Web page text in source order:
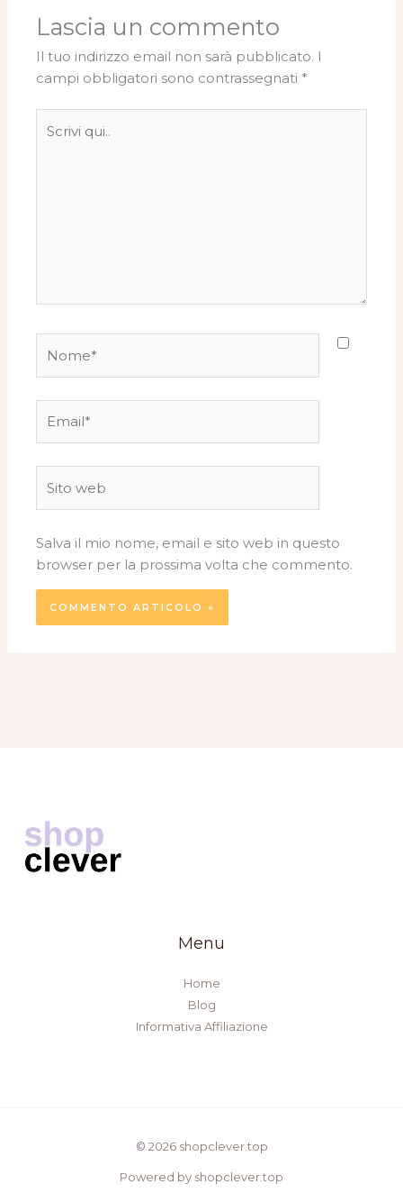
Lascia un commento
Il tuo indirizzo email non sarà pubblicato. I
campi obbligatori sono contrassegnati *
qui..
web
Salva il mio nome, email e sito web in questo
browser per la prossima volta che commento.
Menu
Home
Blog
Informativa Affiliazione
© 2026 shopclever.top
Powered by shopclever.top